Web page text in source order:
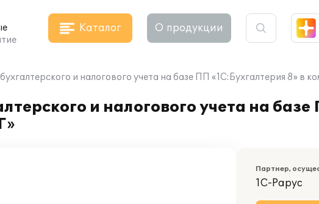
Каталог О продукции
и налогового учета на базе ПП «1С:Бухгалтерия 8» в
и налогового учета на
Партнер,
1С-Рарус